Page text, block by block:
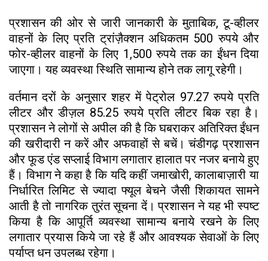
प्रशासन की ओर से जारी जानकारी के मुताबिक, टू-व्हीलर
वाहनों के लिए प्रति ट्रांज़ैक्शन अधिकतम 500 रुपये और
फोर-व्हीलर वाहनों के लिए 1,500 रुपये तक का ईंधन दिया
जाएगा। यह व्यवस्था स्थिति सामान्य होने तक लागू रहेगी।
वर्तमान दरों के अनुसार शहर में पेट्रोल 97.27 रुपये प्रति
लीटर और डीज़ल 85.25 रुपये प्रति लीटर बिक रहा है।
प्रशासन ने लोगों से अपील की है कि घबराकर अतिरिक्त ईंधन
की खरीदारी न करें और अफवाहों से बचें। चंडीगढ़ प्रशासन
और फूड एंड सप्लाई विभाग लगातार हालात पर नजर बनाये हुए
हैं। विभाग ने कहा है कि यदि कहीं जमाखोरी, कालाबाज़ारी या
निर्धारित लिमिट से ज्यादा फ्यूल बेचने जैसी शिकायत सामने
आती है तो नागरिक तुरंत सूचना दें। प्रशासन ने यह भी स्पष्ट
किया है कि आपूर्ति व्यवस्था सामान्य बनाये रखने के लिए
लगातार प्रयास किये जा रहे हैं और आवश्यक सेवाओं के लिए
पर्याप्त धन उपलब्ध रहेगा।